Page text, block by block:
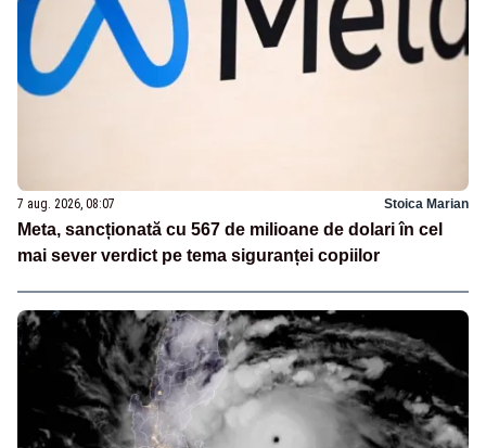
7 aug. 2026, 08:07 Stoica Marian
Meta, sancționată cu 567 de milioane de dolari în cel
mai sever verdict pe tema siguranței copiilor